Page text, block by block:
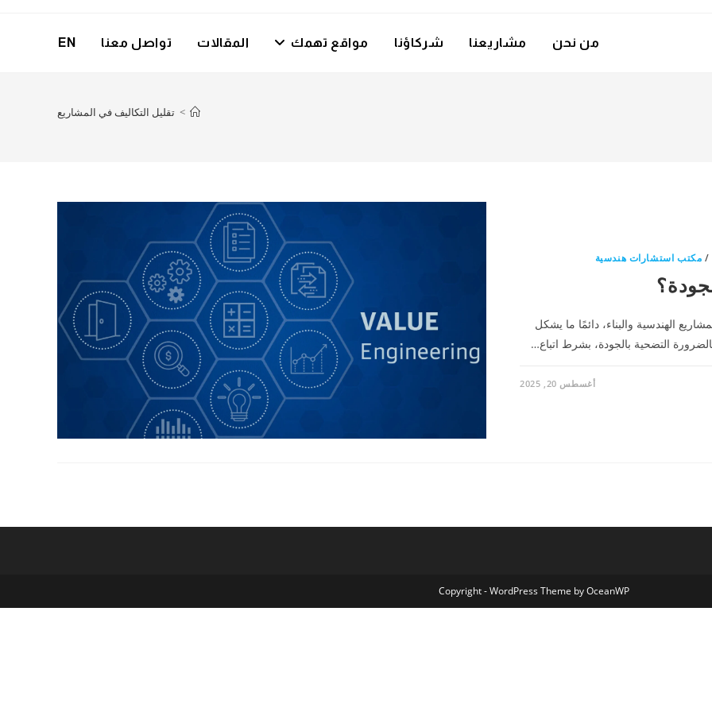
من نحن مشاريعنا شركاؤنا مواقع تهمك المقالات تواصل معنا EN
> تقليل التكاليف في المشاريع
/ مكتب استشارات هندسية
الهندسية والبناء، دائمًا ما يشكل
التضحية بالجودة، بشرط اتباع…
أغسطس 20, 2025
Copyright - WordPress Theme by OceanWP